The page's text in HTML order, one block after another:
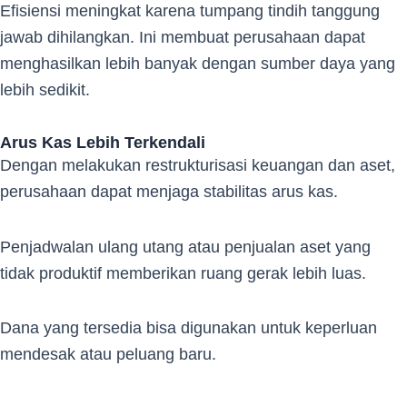
Efisiensi meningkat karena tumpang tindih tanggung
jawab dihilangkan. Ini membuat perusahaan dapat
menghasilkan lebih banyak dengan sumber daya yang
lebih sedikit.
Arus Kas Lebih Terkendali
Dengan melakukan restrukturisasi keuangan dan aset,
perusahaan dapat menjaga stabilitas arus kas.
Penjadwalan ulang utang atau penjualan aset yang
tidak produktif memberikan ruang gerak lebih luas.
Dana yang tersedia bisa digunakan untuk keperluan
mendesak atau peluang baru.